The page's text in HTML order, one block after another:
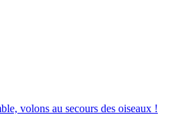
volons au secours des oiseaux !